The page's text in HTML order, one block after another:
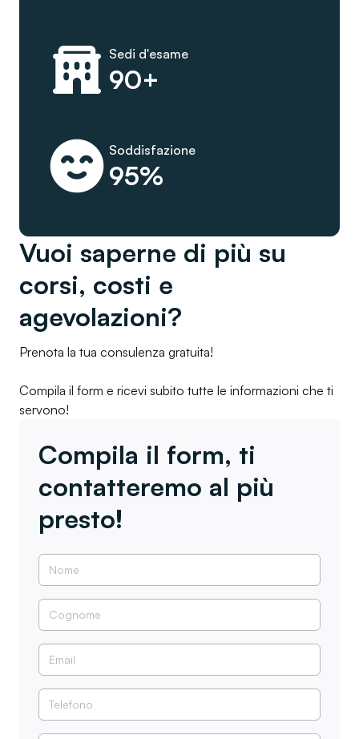
90+
Sedi d'esame
95%
Soddisfazione
Vuoi saperne di più su
corsi, costi e
agevolazioni?
Prenota la tua consulenza gratuita!
Compila il form e ricevi subito tutte le informazioni che ti
servono!
Compila il form, ti
contatteremo al più
presto!